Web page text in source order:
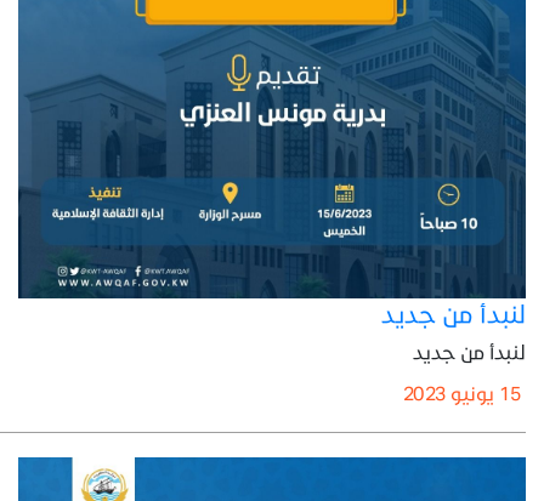
لنبدأ من جديد
لنبدأ من جديد